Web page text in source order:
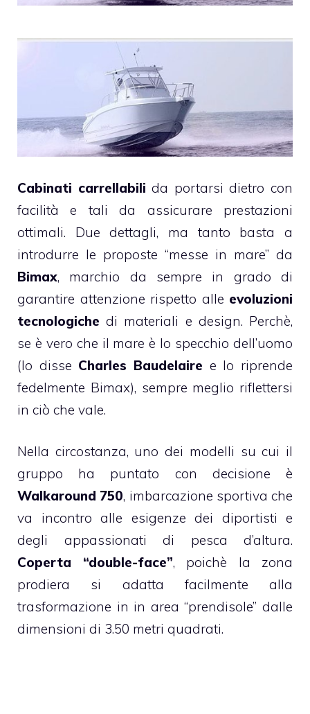
Cabinati carrellabili da portarsi dietro con
facilità e tali da assicurare prestazioni
ottimali. Due dettagli, ma tanto basta a
introdurre le proposte “messe in mare” da
Bimax, marchio da sempre in grado di
garantire attenzione rispetto alle evoluzioni
tecnologiche di materiali e design. Perchè,
se è vero che il mare è lo specchio dell’uomo
(lo disse Charles Baudelaire e lo riprende
fedelmente Bimax), sempre meglio riflettersi
in ciò che vale.
Nella circostanza, uno dei modelli su cui il
gruppo ha puntato con decisione è
Walkaround 750, imbarcazione sportiva che
va incontro alle esigenze dei diportisti e
degli appassionati di pesca d’altura.
Coperta “double-face”, poichè la zona
prodiera si adatta facilmente alla
trasformazione in in area “prendisole” dalle
dimensioni di 3.50 metri quadrati.